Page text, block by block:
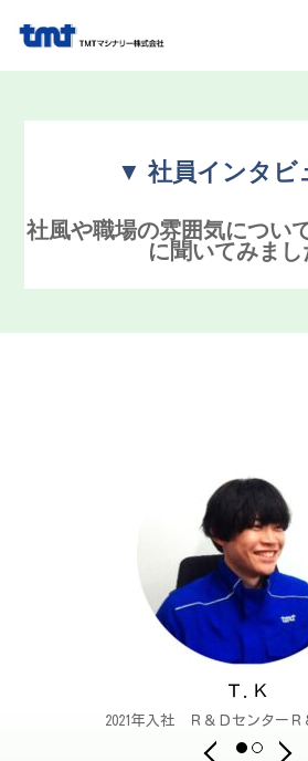
▼ 社員インタビ
社風や職場の雰囲気につい
に聞いてみまし
Ｔ.Ｋ
2021年入社 Ｒ＆ＤセンターＲ